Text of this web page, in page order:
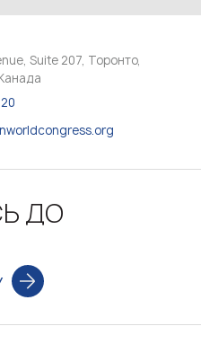
Suite 207, Торонто,
ДО